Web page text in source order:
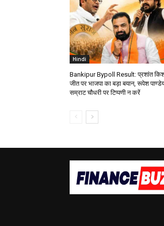
Hindi
Bankipur Bypoll Result: प्रशांत
जीत पर भाजपा का बड़ा बयान, रूपेश
सम्राट चौधरी पर टिप्पणी न करें